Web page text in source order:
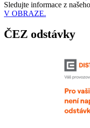
Sledujte informace z
V OBRAZE.
ČEZ odstávky